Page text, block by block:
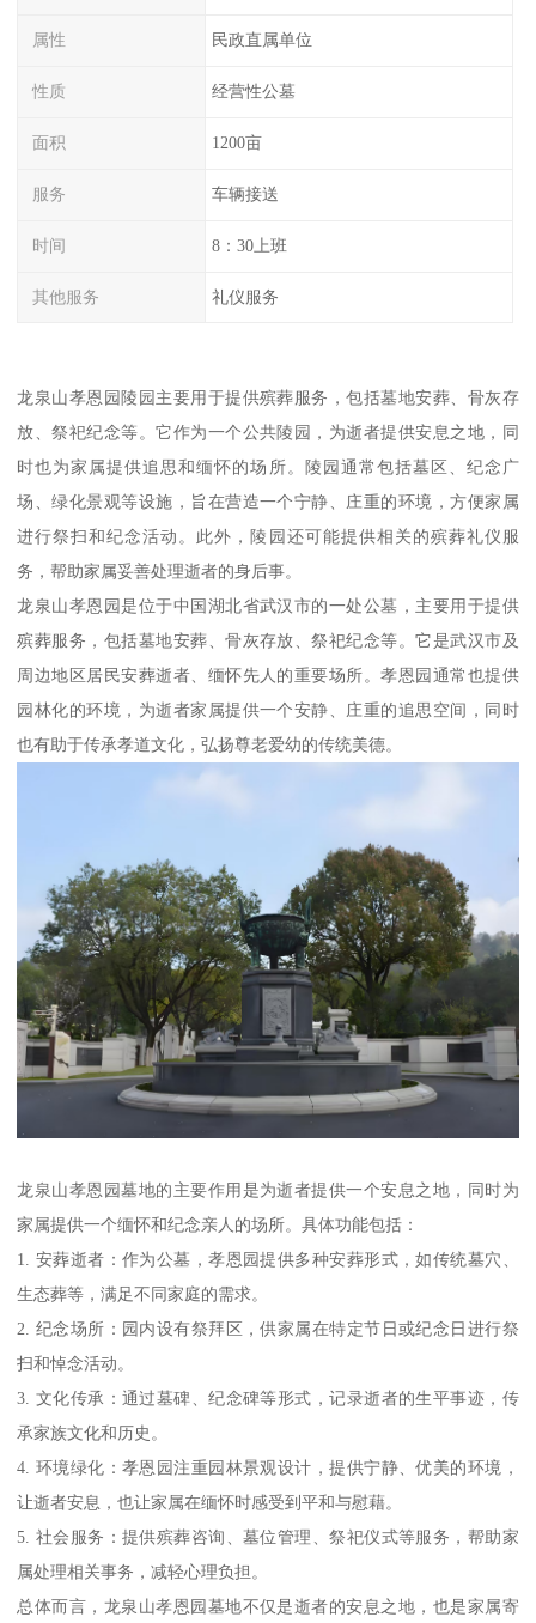
属性 民政直属单位
性质 经营性公墓
面积 1200亩
服务 车辆接送
时间 8：30上班
其他服务 礼仪服务
龙泉山孝恩园陵园主要用于提供殡葬服务，包括墓地安葬、骨灰存
放、祭祀纪念等。它作为一个公共陵园，为逝者提供安息之地，同
时也为家属提供追思和缅怀的场所。陵园通常包括墓区、纪念广
场、绿化景观等设施，旨在营造一个宁静、庄重的环境，方便家属
进行祭扫和纪念活动。此外，陵园还可能提供相关的殡葬礼仪服
务，帮助家属妥善处理逝者的身后事。
龙泉山孝恩园是位于中国湖北省武汉市的一处公墓，主要用于提供
殡葬服务，包括墓地安葬、骨灰存放、祭祀纪念等。它是武汉市及
周边地区居民安葬逝者、缅怀先人的重要场所。孝恩园通常也提供
园林化的环境，为逝者家属提供一个安静、庄重的追思空间，同时
也有助于传承孝道文化，弘扬尊老爱幼的传统美德。
龙泉山孝恩园墓地的主要作用是为逝者提供一个安息之地，同时为
家属提供一个缅怀和纪念亲人的场所。具体功能包括：
1. 安葬逝者：作为公墓，孝恩园提供多种安葬形式，如传统墓穴、
生态葬等，满足不同家庭的需求。
2. 纪念场所：园内设有祭拜区，供家属在特定节日或纪念日进行祭
扫和悼念活动。
3. 文化传承：通过墓碑、纪念碑等形式，记录逝者的生平事迹，传
承家族文化和历史。
4. 环境绿化：孝恩园注重园林景观设计，提供宁静、优美的环境，
让逝者安息，也让家属在缅怀时感受到平和与慰藉。
5. 社会服务：提供殡葬咨询、墓位管理、祭祀仪式等服务，帮助家
属处理相关事务，减轻心理负担。
总体而言，龙泉山孝恩园墓地不仅是逝者的安息之地，也是家属寄